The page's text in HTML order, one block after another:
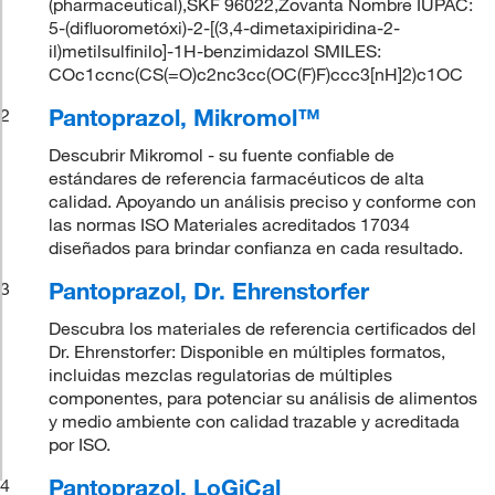
(pharmaceutical),SKF 96022,Zovanta Nombre IUPAC:
5-(difluorometóxi)-2-[(3,4-dimetaxipiridina-2-
il)metilsulfinilo]-1H-benzimidazol SMILES:
COc1ccnc(CS(=O)c2nc3cc(OC(F)F)ccc3[nH]2)c1OC
2
Pantoprazol, Mikromol™
Descubrir Mikromol - su fuente confiable de
estándares de referencia farmacéuticos de alta
calidad. Apoyando un análisis preciso y conforme con
las normas ISO Materiales acreditados 17034
diseñados para brindar confianza en cada resultado.
3
Pantoprazol, Dr. Ehrenstorfer
Descubra los materiales de referencia certificados del
Dr. Ehrenstorfer: Disponible en múltiples formatos,
incluidas mezclas regulatorias de múltiples
componentes, para potenciar su análisis de alimentos
y medio ambiente con calidad trazable y acreditada
por ISO.
4
Pantoprazol, LoGiCal